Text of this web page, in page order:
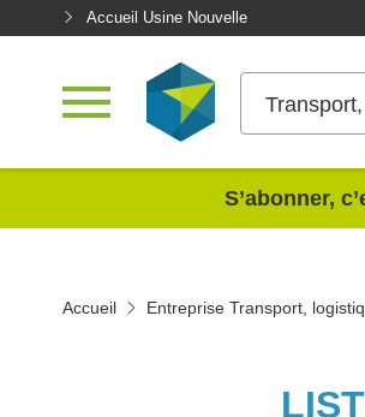
Accueil Usine Nouvelle
S’abonner,
Accueil Entreprise Transport,